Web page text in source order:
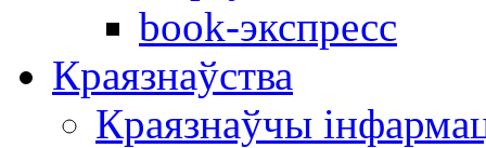
book-экспресс
Краязнаўства
Краязнаўчы